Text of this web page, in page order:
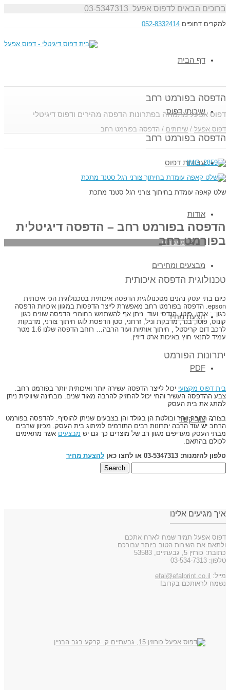
ברוכים הבאים לדפוס אפעל 03-5347313
למקרים דחופים 052-8332414
דף הבית
שירותי דפוס
עבודות דפוס
אודות
מאמרים
מבצעים ומחירים
הצעת מחיר
PDF
צור קשר
הדפסה בפורמט רחב
דפוס אפעל מתמחה בפתרונות הדפסה מהירים ודפוס דיגיטלי
דפוס אפעל / שירותים / הדפסה בפורמט רחב
הדפסה בפורמט רחב
שלט קאפה עומדת בחיתוך צורני רגל סטנד מתכת
הדפסה בפורמט רחב – הדפסה דיגיטלית
בפורמט רחב
טכנולוגית הדפסה איכותית
כיום בתי עסק נהנים מטכנולוגית הדפסה איכותית בטכנולוגית הכי איכותית
epson. הדפסה בפורמט רחב מאפשרת לייצר הדפסות במגוון איכויות הדפסה
כגון: : ארט, פוטו, הנדסי ועוד. ניתן אף להשתמש בחומרי הדפסה שונים כגון
קונוס, פוטו, בנר, מדבקת וניל, זרחני, סטן הדפסת לוגו חיתוך צורני, מדבקות
לרכב דום קריסטל , חיתוך אותיות ועוד הרבה… רוחב הדפסה שלנו 1.6 מטר
עמיד לתנאי חוץ באיכות ארט דיזיין.
יתרונות הפורמט
בית דפוס מקצועי יכול לייצר הדפסה עשירה יותר ואיכותית יותר בפורמט רחב.
צבע ההדפסה העשיר והחי יכול להחזיק להרבה מאוד שנים. מבחינה שיווקית ניתן
למתג את בית העסק
בצורה רחבה יותר ובולטת הן בגולד והן בצבעים שניתן להוסיף. להדפסה בפורמט
הרחב יש עוד הרבה יתרונות רבים התורמים למיתוג בית העסק. מכיוון שרבים
מבתי העסק מעדיפים מגוון רב של מוצרים כך גם יש מבצעים אשר מתאימים
לכולם בהתאם.
טלפון להזמנות: 03-5347313 או לחצו כאן
להצעת מחיר
.
איך מגיעים אלינו
דפוס אפעל תמיד שמח לארח אתכם
ולתאם את השירות הטוב ביותר עבורכם.
כתובת: כורזין 5, גבעתיים, 53583
טלפון: 03-534-7313
מייל: efal@efalprint.co.il
נשמח לראותכם בקרוב!